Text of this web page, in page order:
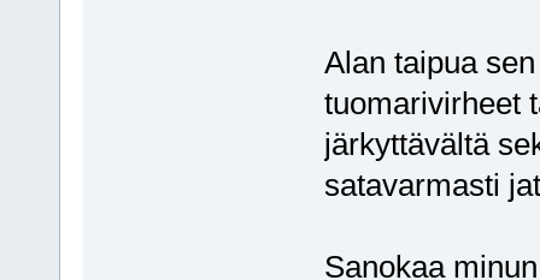
Alan taipua
tuomarivirheet
järkyttävältä
satavarmasti
Sanokaa